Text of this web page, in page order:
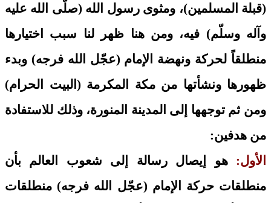
(قبلة المسلمين)، ومثوى رسول الله (صلّى الله عليه
وآله وسلّم) فيه، ومن هنا ظهر لنا سبب اختيارها
منطلقاً لحركة ونهضة الإمام (عجّل الله فرجه) وبدء
ظهورها ونشأتها من مكة المكرمة (البيت الحرام)
ومن ثم توجهها إلى المدينة المنورة، وذلك للاستفادة
من هدفين:
الأول:هو إيصال رسالة إلى شعوب العالم بأن
منطلقات حركة الإمام (عجّل الله فرجه) منطلقات